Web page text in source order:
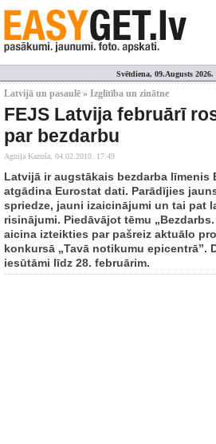
Svētdiena, 09.Augusts 2026.
Latvijā un pasaulē » Izglītība un zinātne
FEJS Latvija februārī
par bezdarbu
Agnija Kazuša, 04.02.2010. 17:49
Latvijā ir augstākais bezdarba līmenis
atgādina Eurostat dati. Parādījies
spriedze, jauni izaicinājumi un tai pat
risinājumi. Piedāvājot tēmu
aicina izteikties par pašreiz aktuālo
konkursā „Tavā notikumu epicentrā”.
iesūtāmi līdz 28. februārim.